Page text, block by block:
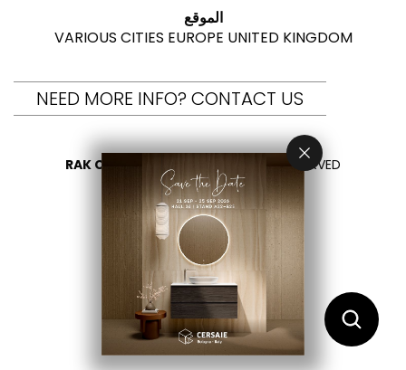
الموقع
VARIOUS CITIES EUROPE UNITED KINGDOM
NEED MORE INFO? CONTACT US
RAK CERAMICS 2026 - ALL RIGHTS RESERVED
PRIVACY
CONTACT US
اختر بلدك
AR
EN FR